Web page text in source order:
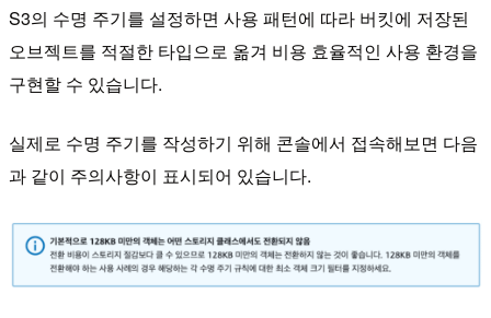
S3의 수명 주기를 설정하면 사용 패턴에 따라 버킷에 저장된
오브젝트를 적절한 타입으로 옮겨 비용 효율적인 사용 환경을
구현할 수 있습니다.
실제로 수명 주기를 작성하기 위해 콘솔에서 접속해보면 다음
과 같이 주의사항이 표시되어 있습니다.